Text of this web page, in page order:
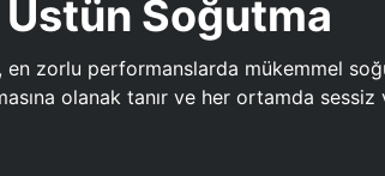
Üstün Soğutma
zorlu performanslarda mükemmel
olanak tanır ve her ortamda sessiz